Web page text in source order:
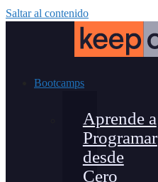
Saltar al contenido
Bootcamps
Aprende a
Programar
desde
Cero